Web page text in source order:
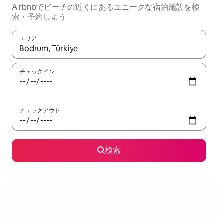
Airbnbでビーチの近くにあるユニークな宿泊施設を検
索・予約しよう
エリア
検索結果が表示されたら、上下の矢印キーを使って移動するか
チェックイン
チェックアウト
検索